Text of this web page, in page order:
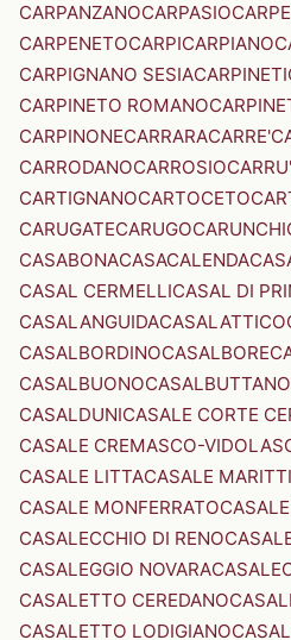
CARPANZANOCARPASIO
CARPENETOCARPICARPIANO
CARPIGNANO SESIACARPINETI
CARPINETO ROMANO
CARPINONECARRARACARRE'
CARRODANOCARROSIOCARRU'
CARTIGNANOCARTOCETO
CARUGATECARUGO
CASABONACASACALENDA
CASAL CERMELLICASAL DI
CASALANGUIDACASALATTICO
CASALBORDINOCASALBORE
CASALBUONO
CASALDUNICASALE CORTE
CASALE CREMASCO-
CASALE LITTACASALE
CASALE MONFERRATO
CASALECCHIO DI RENO
CASALEGGIO NOVARA
CASALETTO CEREDANO
CASALETTO LODIGIANO